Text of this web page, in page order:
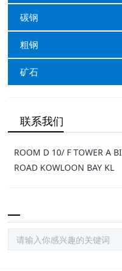
碳钢
粗钢
矿石
联系我们
ROOM D 10/ F TOWER A
ROAD KOWLOON BAY KL